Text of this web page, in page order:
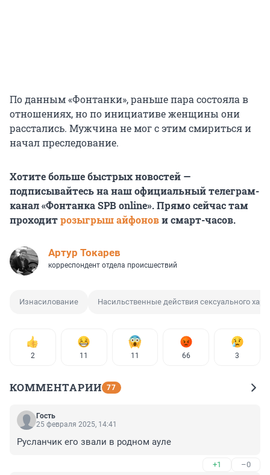
По данным «Фонтанки», раньше пара состояла в
отношениях, но по инициативе женщины они
расстались. Мужчина не мог с этим смириться и
начал преследование.
Хотите больше быстрых новостей —
подписывайтесь на наш официальный телеграм-
канал «Фонтанка SPB online». Прямо сейчас там
проходитрозыгрыш айфонови смарт-часов.
Артур Токарев
корреспондент отдела происшествий
Изнасилование Насильственные действия сексуального
2 11 11 66 3
КОММЕНТАРИИ 77
Гость
25 февраля 2025, 14:41
Русланчик его звали в родном ауле
+1 –0